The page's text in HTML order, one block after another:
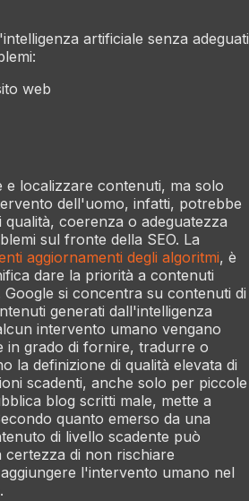
artificiale senza adeguati
web
localizzare contenuti, ma solo
dell'uomo, infatti, potrebbe
coerenza o adeguatezza
sul fronte della SEO. La
aggiornamenti degli algoritmi, è
dare la priorità a contenuti
si concentra su contenuti di
generati dall'intelligenza
intervento umano vengano
in grado di fornire, tradurre o
la definizione di qualità elevata di
scadenti, anche solo per piccole
blog scritti male, mette a
quanto emerso da una
di livello scadente può
certezza di non rischiare
l'intervento umano nel